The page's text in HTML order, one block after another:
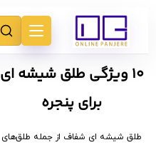
10 ویژگی طلق شیشه ای
برای پنجره
طلق شیشه ای شفاف از جمله طلق‌های